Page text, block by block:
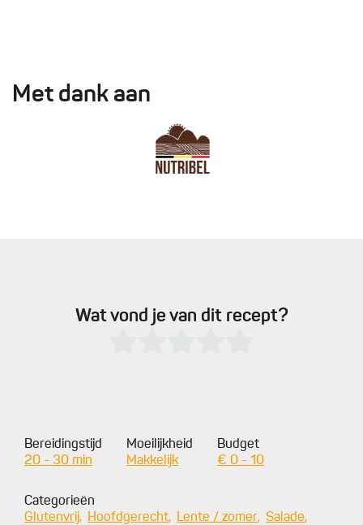
Met dank aan
Wat vond je van dit recept?
Bereidingstijd
20 - 30 min
Moeilijkheid
Makkelijk
Budget
€ 0 - 10
Categorieën
Glutenvrij
Hoofdgerecht Lente / zomer
Salade